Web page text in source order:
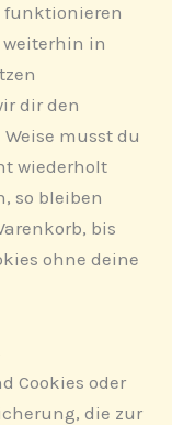
funktionieren
in
dir den
musst du
wiederholt
so bleiben
bis
ohne deine
Cookies oder
die zur